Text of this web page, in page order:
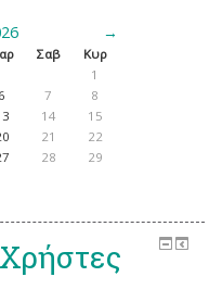
→
Σαβ
Κυρ
1
6 7
8
14
15
21
22
28
29